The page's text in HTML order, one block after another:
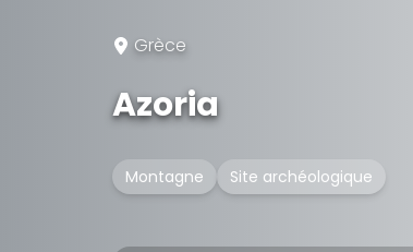
Grèce
Azoria
Montagne Site archéologique